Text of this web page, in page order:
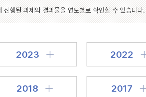
진행된 과제와 결과물을 연도별로 확인할 수 있습니다.
2023 2022
2018 2017